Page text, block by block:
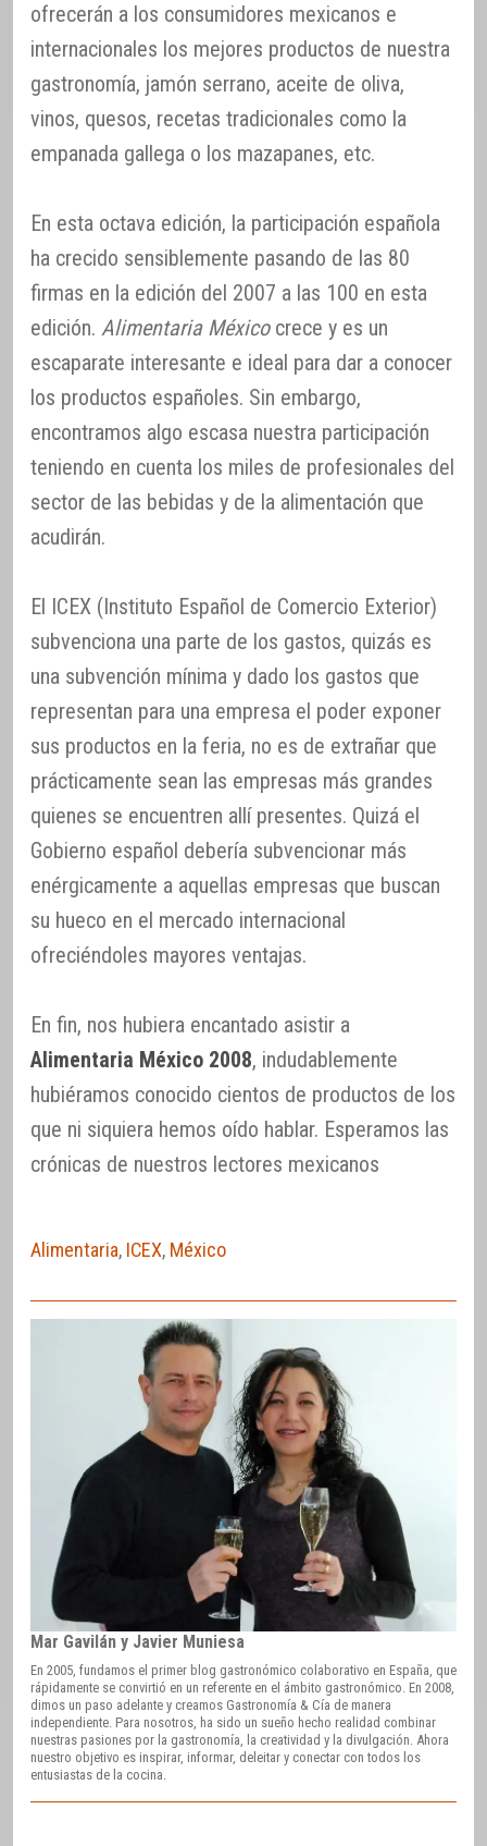
ofrecerán a los consumidores mexicanos e
internacionales los mejores productos de nuestra
gastronomía, jamón serrano, aceite de oliva,
vinos, quesos, recetas tradicionales como la
empanada gallega o los mazapanes, etc.
En esta octava edición, la participación española
ha crecido sensiblemente pasando de las 80
firmas en la edición del 2007 a las 100 en esta
edición. Alimentaria Méxicocrece y es un
escaparate interesante e ideal para dar a conocer
los productos españoles. Sin embargo,
encontramos algo escasa nuestra participación
teniendo en cuenta los miles de profesionales del
sector de las bebidas y de la alimentación que
acudirán.
El ICEX (Instituto Español de Comercio Exterior)
subvenciona una parte de los gastos, quizás es
una subvención mínima y dado los gastos que
representan para una empresa el poder exponer
sus productos en la feria, no es de extrañar que
prácticamente sean las empresas más grandes
quienes se encuentren allí presentes. Quizá el
Gobierno español debería subvencionar más
enérgicamente a aquellas empresas que buscan
su hueco en el mercado internacional
ofreciéndoles mayores ventajas.
En fin, nos hubiera encantado asistir a
Alimentaria México 2008, indudablemente
hubiéramos conocido cientos de productos de los
que ni siquiera hemos oído hablar. Esperamos las
crónicas de nuestros lectores mexicanos
Alimentaria, ICEX, México
Mar Gavilán y Javier Muniesa
En 2005, fundamos el primer blog gastronómico colaborativo en España, que
rápidamente se convirtió en un referente en el ámbito gastronómico. En 2008,
dimos un paso adelante y creamos Gastronomía & Cía de manera
independiente. Para nosotros, ha sido un sueño hecho realidad combinar
nuestras pasiones por la gastronomía, la creatividad y la divulgación. Ahora
nuestro objetivo es inspirar, informar, deleitar y conectar con todos los
entusiastas de la cocina.